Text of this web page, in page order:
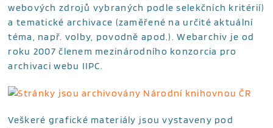
webových zdrojů vybraných podle selekčních kritérií)
a tematické archivace (zaměřené na určité aktuální
téma, např. volby, povodně apod.). Webarchiv je od
roku 2007 členem mezinárodního konzorcia pro
archivaci webu IIPC.
Veškeré grafické materiály jsou vystaveny pod